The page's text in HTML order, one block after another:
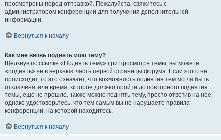
просмотрены перед отправкой. Пожалуйста, свяжитесь с
администратором конференции для получения дополнительной
информации.
Вернуться к началу
Как мне вновь поднять мою тему?
Щёлкнув по ссылке «Поднять тему» при просмотре темы, вы можете
«поднять» её в верхнюю часть первой страницы форума. Если этого не
происходит, то это означает, что возможность поднятия тем могла быть
отключена, или время, которое должно пройти до повторного поднятия
темы, ещё не прошло. Также можно поднять тему, просто ответив на неё,
однако удостоверьтесь, что тем самым вы не нарушаете правила
конференции, на которой находитесь.
Вернуться к началу